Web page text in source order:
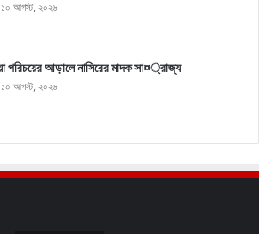
১০ আগস্ট, ২০২৬
পরিচয়ের আড়ালে নাসিরের মাদক সা¤্রাজ্য
১০ আগস্ট, ২০২৬